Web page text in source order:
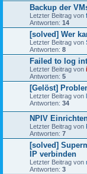
Backup der
Letzter Beitrag von
Antworten: 14
[solved] Wer
Letzter Beitrag von
Antworten: 8
Failed to log
Letzter Beitrag von
Antworten: 5
[Gelöst]
Letzter Beitrag von
Antworten: 34
NPIV
Letzter Beitrag von
Antworten: 7
[solved]
IP verbinden
Letzter Beitrag von
Antworten: 3